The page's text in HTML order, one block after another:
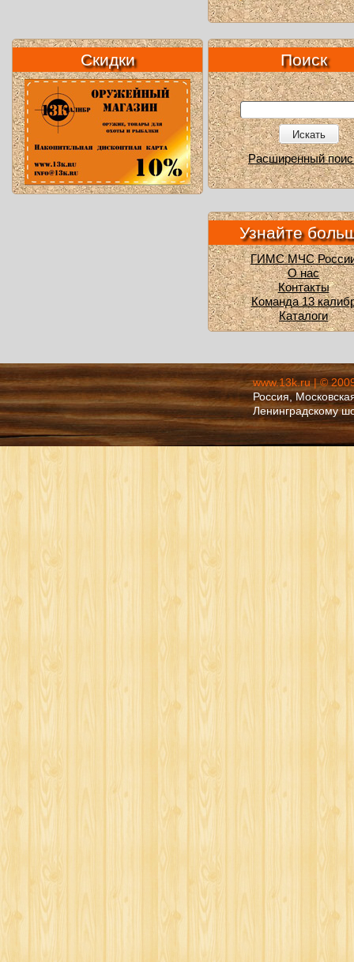
Скидки Поиск
Искать
Расширенный
Узнайте
ГИМС МЧС
О нас
Контакты
Команда 13
Каталоги
www.13k.ru | ©
Россия,
Ленинградскому